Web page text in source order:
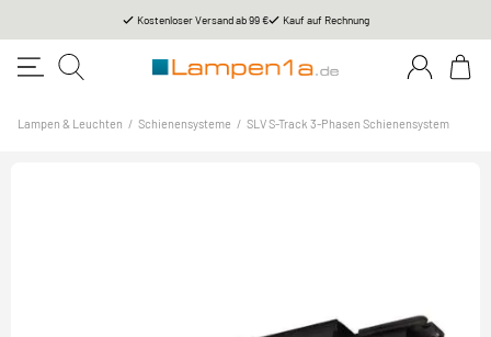
Kostenloser Versand ab 99 € Kauf auf Rechnung
Lampen & Leuchten / Schienensysteme / SLV S-Track 3-Phasen Schienensystem